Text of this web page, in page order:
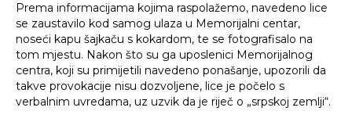
Prema informacijama kojima raspolažemo, navedeno lice
se zaustavilo kod samog ulaza u Memorijalni centar,
noseći kapu šajkaču s kokardom, te se fotografisalo na
tom mjestu. Nakon što su ga uposlenici Memorijalnog
centra, koji su primijetili navedeno ponašanje, upozorili da
takve provokacije nisu dozvoljene, lice je počelo s
verbalnim uvredama, uz uzvik da je riječ o „srpskoj zemlji“.